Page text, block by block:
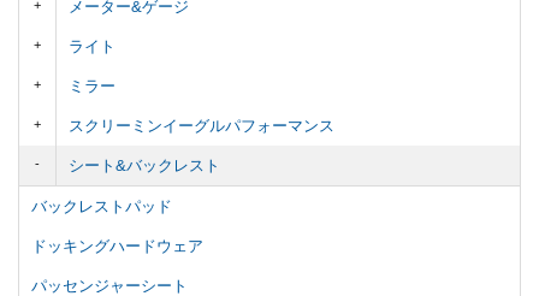
メーター&ゲージ
ライト
ミラー
スクリーミンイーグルパフォーマンス
シート&バックレスト
バックレストパッド
ドッキングハードウェア
パッセンジャーシート